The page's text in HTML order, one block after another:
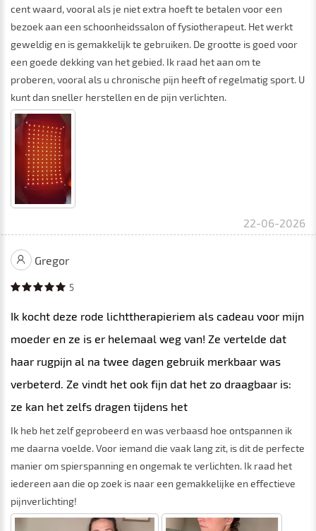
cent waard, vooral als je niet extra hoeft te betalen voor een
bezoek aan een schoonheidssalon of fysiotherapeut. Het werkt
geweldig en is gemakkelijk te gebruiken. De grootte is goed voor
een goede dekking van het gebied. Ik raad het aan om te
proberen, vooral als u chronische pijn heeft of regelmatig sport. U
kunt dan sneller herstellen en de pijn verlichten.
22-06-2026
Gregor
5
Ik kocht deze rode lichttherapieriem als cadeau voor mijn
moeder en ze is er helemaal weg van! Ze vertelde dat
haar rugpijn al na twee dagen gebruik merkbaar was
verbeterd. Ze vindt het ook fijn dat het zo draagbaar is:
ze kan het zelfs dragen tijdens het
Ik heb het zelf geprobeerd en was verbaasd hoe ontspannen ik
me daarna voelde. Voor iemand die vaak lang zit, is dit de perfecte
manier om spierspanning en ongemak te verlichten. Ik raad het
iedereen aan die op zoek is naar een gemakkelijke en effectieve
pijnverlichting!